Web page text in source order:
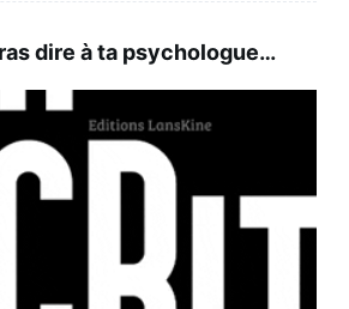
dire à ta psychologue…